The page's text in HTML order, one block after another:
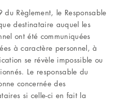
Règlement, le Responsable
destinataire auquel les
ont été communiquées
à caractère personnel, à
se révèle impossible ou
Le responsable du
concernée des
si celle-ci en fait la